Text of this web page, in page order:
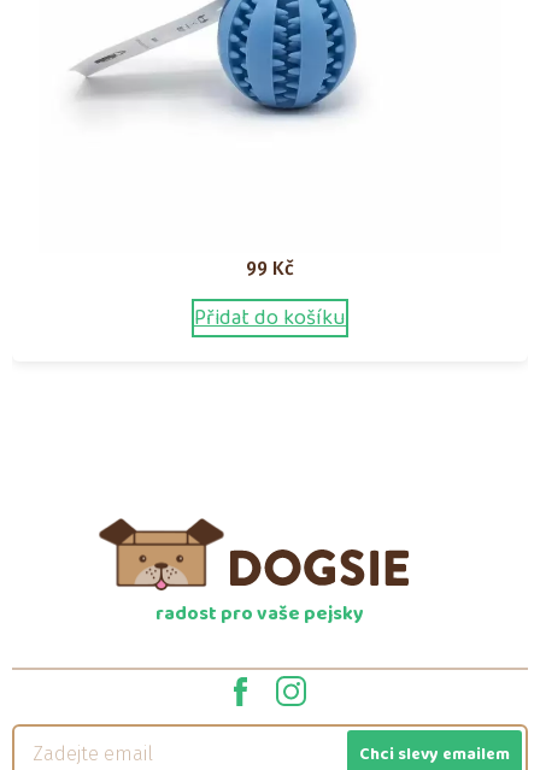
99 Kč
Přidat do košíku
radost pro vaše pejsky
Chci slevy emailem